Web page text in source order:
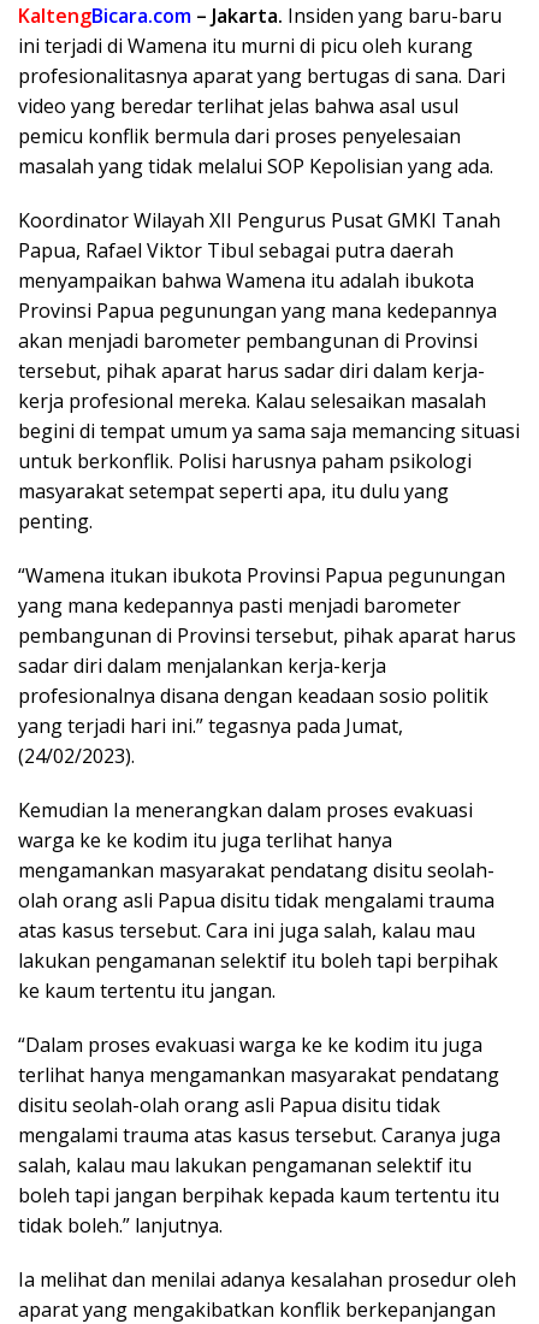
KaltengBicara.com – Jakarta. Insiden yang baru-baru
ini terjadi di Wamena itu murni di picu oleh kurang
profesionalitasnya aparat yang bertugas di sana. Dari
video yang beredar terlihat jelas bahwa asal usul
pemicu konflik bermula dari proses penyelesaian
masalah yang tidak melalui SOP Kepolisian yang ada.
Koordinator Wilayah XII Pengurus Pusat GMKI Tanah
Papua, Rafael Viktor Tibul sebagai putra daerah
menyampaikan bahwa Wamena itu adalah ibukota
Provinsi Papua pegunungan yang mana kedepannya
akan menjadi barometer pembangunan di Provinsi
tersebut, pihak aparat harus sadar diri dalam kerja-
kerja profesional mereka. Kalau selesaikan masalah
begini di tempat umum ya sama saja memancing situasi
untuk berkonflik. Polisi harusnya paham psikologi
masyarakat setempat seperti apa, itu dulu yang
penting.
“Wamena itukan ibukota Provinsi Papua pegunungan
yang mana kedepannya pasti menjadi barometer
pembangunan di Provinsi tersebut, pihak aparat harus
sadar diri dalam menjalankan kerja-kerja
profesionalnya disana dengan keadaan sosio politik
yang terjadi hari ini.” tegasnya pada Jumat,
(24/02/2023).
Kemudian Ia menerangkan dalam proses evakuasi
warga ke ke kodim itu juga terlihat hanya
mengamankan masyarakat pendatang disitu seolah-
olah orang asli Papua disitu tidak mengalami trauma
atas kasus tersebut. Cara ini juga salah, kalau mau
lakukan pengamanan selektif itu boleh tapi berpihak
ke kaum tertentu itu jangan.
“Dalam proses evakuasi warga ke ke kodim itu juga
terlihat hanya mengamankan masyarakat pendatang
disitu seolah-olah orang asli Papua disitu tidak
mengalami trauma atas kasus tersebut. Caranya juga
salah, kalau mau lakukan pengamanan selektif itu
boleh tapi jangan berpihak kepada kaum tertentu itu
tidak boleh.” lanjutnya.
Ia melihat dan menilai adanya kesalahan prosedur oleh
aparat yang mengakibatkan konflik berkepanjangan